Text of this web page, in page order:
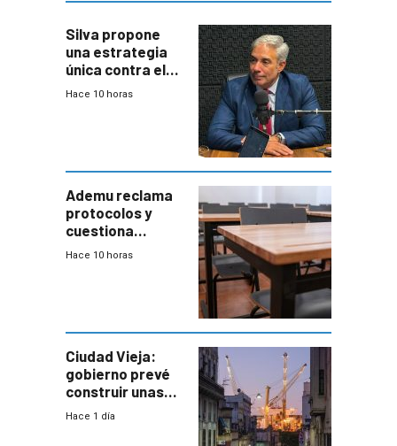
Silva propone
una estrategia
única contra el
narcotráfico y
Hace 10 horas
Ademu reclama
protocolos y
cuestiona
demora de
Hace 10 horas
Ciudad Vieja:
gobierno prevé
construir unas
mil viviendas en
Hace 1 día